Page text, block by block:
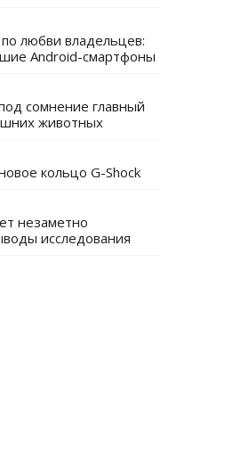
любви владельцев:
Android-смартфоны
сомнение главный
животных
кольцо G-Shock
незаметно
исследования